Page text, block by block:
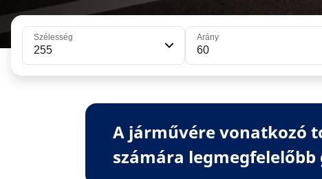
Szélesség
255
Arány
60
A járművére vonatkozó
számára